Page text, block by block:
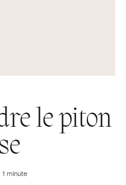
le piton
1 minute